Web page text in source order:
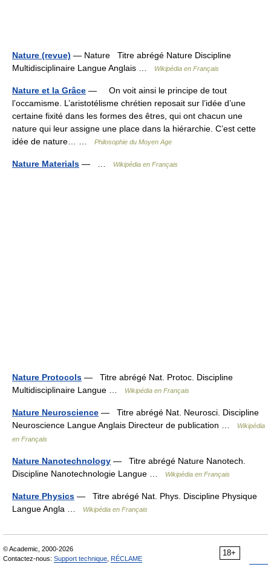
Nature (revue) — Nature Titre abrégé Nature Discipline
Multidisciplinaire Langue Anglais …
Wikipédia en Français
Nature et la Grâce — On voit ainsi le principe de tout
l’occamisme. L’aristotélisme chrétien reposait sur l’idée d’une
certaine fixité dans les formes des êtres, qui ont chacun une
nature qui leur assigne une place dans la hiérarchie. C’est cette
idée de nature… …
Philosophie du Moyen Age
Nature Materials — … Wikipédia en Français
Nature Protocols — Titre abrégé Nat. Protoc. Discipline
Multidisciplinaire Langue …
Wikipédia en Français
Nature Neuroscience — Titre abrégé Nat. Neurosci. Discipline
Neuroscience Langue Anglais Directeur de publication …
Wikipédia
en Français
Nature Nanotechnology — Titre abrégé Nature Nanotech.
Discipline Nanotechnologie Langue …
Wikipédia en Français
Nature Physics — Titre abrégé Nat. Phys. Discipline Physique
Langue Angla …
Wikipédia en Français
18+
© Academic, 2000-2026
Contactez-nous: Support technique RÉCLAME